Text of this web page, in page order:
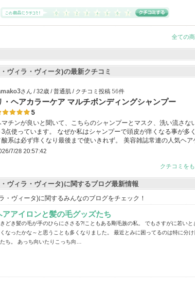
全ての
ヴィラ・ヴィータ)の最新クチコミ
さん / 32歳 / 普通肌 / クチコミ投稿 56件
・ヘアカラーケア マルチボンディングシャンプー
5
マチンが良いと聞いて、こちらのシャンプーとマスク、洗い流さな
3点使っています。 なぜか私はシャンプーで頭皮が痒くなる事が多
酸系は必ず痒くなり最後まで使いきれず。 美容雑誌常連の人気ヘア
7/28 20:57:42
クチコミを
ヴィラ・ヴィータ)に関するブログ最新情報
・ヴィータ)に関するみんなのブログをチェック！
アアイロンと髪の毛グッズたち
きどき髪の毛が手のひらにささる?!こともある剛毛族の私。 でもさすがに若いと
なったかな～と思うことも多くなりました。 最近とみに困ってるのは特に分
ち。 あっち向いたりこっち向…